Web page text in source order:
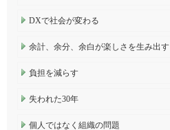
DXで社会が変わる
余計、余分、余白が楽しさを生み出す
負担を減らす
失われた30年
個人ではなく組織の問題